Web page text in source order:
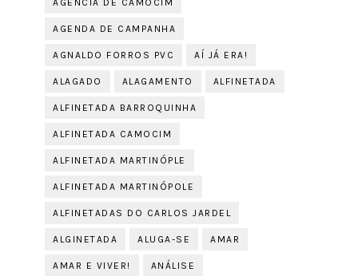
AGÊNCIA DE CAMOCIM
AGENDA DE CAMPANHA
AGNALDO FORROS PVC AÍ JÁ ERA!
ALAGADO ALAGAMENTO ALFINETADA
ALFINETADA BARROQUINHA
ALFINETADA CAMOCIM
ALFINETADA MARTINÓPLE
ALFINETADA MARTINÓPOLE
ALFINETADAS DO CARLOS JARDEL
ALGINETADA ALUGA-SE AMAR
AMAR E VIVER! ANÁLISE